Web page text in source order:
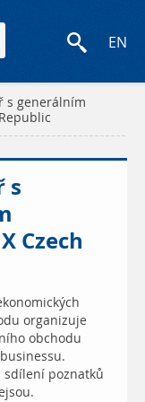
EN
s generálním
s
Czech
organizuje
obchodu
sdílení poznatků